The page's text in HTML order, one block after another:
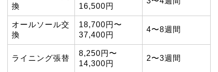
換
16,500円
オールソール交
換
18,700円〜
37,400円
4〜8週間
ライニング張替
8,250円〜
14,300円
2〜3週間